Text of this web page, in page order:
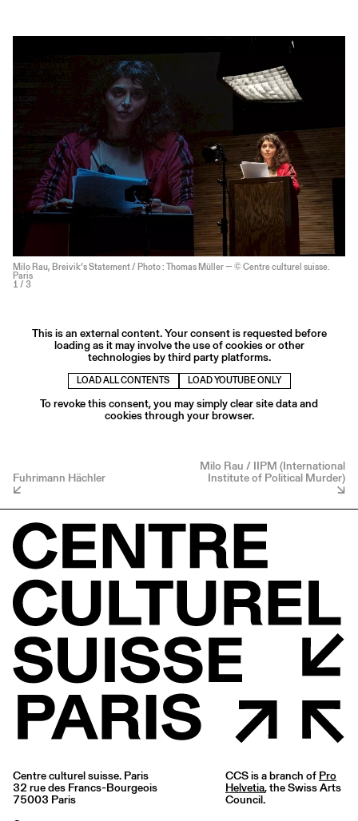
Milo Rau, Breivik’s Statement / Photo : Thomas Müller — © Centre culturel suisse.
Paris
1 / 3
This is an external content. Your consent is requested before
loading as it may involve the use of cookies or other
technologies by third party platforms.
LOAD ALL CONTENTS LOAD YOUTUBE ONLY
To revoke this consent, you may simply clear site data and
cookies through your browser.
Fuhrimann Hächler
Milo Rau / IIPM (International
Institute of Political Murder)
Centre culturel suisse. Paris
32 rue des Francs-Bourgeois
75003 Paris
CCS is a branch of Pro
Helvetia, the Swiss Arts
Council.